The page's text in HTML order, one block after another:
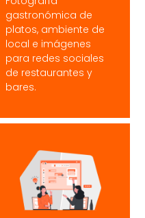
gastronómica de
platos, ambiente de
local e imágenes
para redes sociales
de restaurantes y
bares.